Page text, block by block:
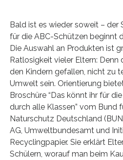
Bald ist es wieder soweit – der
für die ABC-Schützen beginnt
Die Auswahl an Produkten ist
Ratlosigkeit vieler Eltern: Denn
den Kindern gefallen, nicht zu
Umwelt sein. Orientierung
Broschüre “Das könnt ihr für
durch alle Klassen” vom Bund
Naturschutz Deutschland
AG, Umweltbundesamt und
Recyclingpapier. Sie erklärt
Schülern, worauf man beim